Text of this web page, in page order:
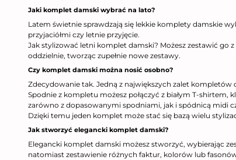
Jaki komplet damski wybrać na lato?
Latem świetnie sprawdzają się lekkie komplety damskie
przyjaciółmi czy letnie przyjęcie.
Jak stylizować letni komplet damski? Możesz zestawić go
oddzielnie, tworząc zupełnie nowe zestawy.
Czy komplet damski można nosić osobno?
Zdecydowanie tak. Jedną z największych zalet
Spodnie z kompletu możesz połączyć z białym T-
zarówno z dopasowanymi spodniami, jak i spódnicą midi
Dzięki temu jeden komplet może stać się bazą wielu
Jak stworzyć elegancki komplet damski?
Elegancki komplet damski możesz stworzyć, wybierając
natomiast zestawienie różnych faktur, kolorów lub